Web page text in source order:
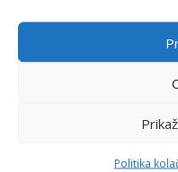
Politika